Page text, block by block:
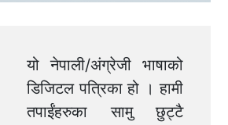
यो नेपाली/अंग्रेजी भाषाको
डिजिटल पत्रिका हो । हामी
तपाईंहरुका सामु छुट्टै